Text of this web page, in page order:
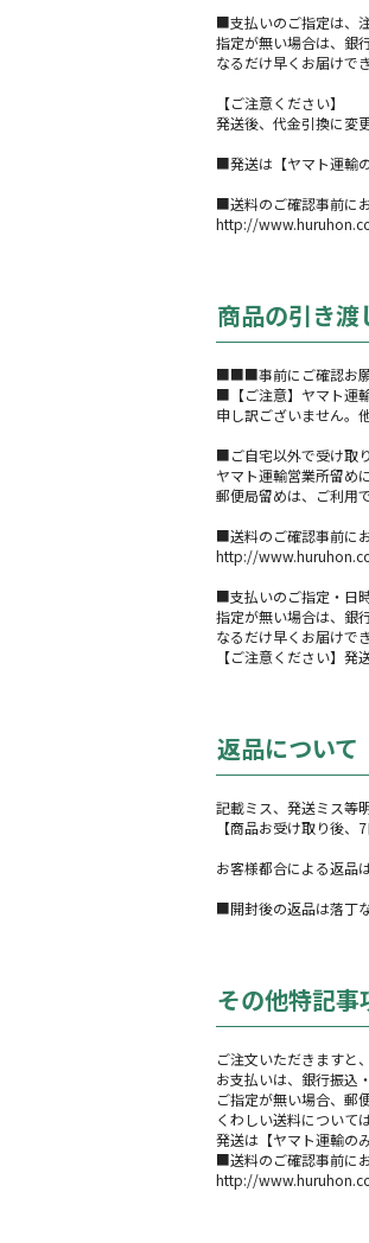
■支払いのご指定は、
指定が無い場合は、銀
なるだけ早くお届けで
【ご注意ください】
発送後、代金引換に変
■発送は【ヤマト運輸
■送料のご確認事前に
http://
商品の引き渡
■■■事前にご確認お
■【ご注意】ヤマト運
申し訳ございません。
■ご自宅以外で受け取
ヤマト運輸営業所留め
郵便局留めは、ご利用
■送料のご確認事前に
http://
■支払いのご指定・日
指定が無い場合は、銀
なるだけ早くお届けで
【ご注意ください】
返品について
記載ミス、発送ミス等
【商品お受け取り後
お客様都合による返品
■開封後の返品は落丁
その他特記事
ご注文いただきますと
お支払いは、銀行振込
ご指定が無い場合、郵
くわしい送料について
発送は【ヤマト運輸の
■送料のご確認事前に
http://